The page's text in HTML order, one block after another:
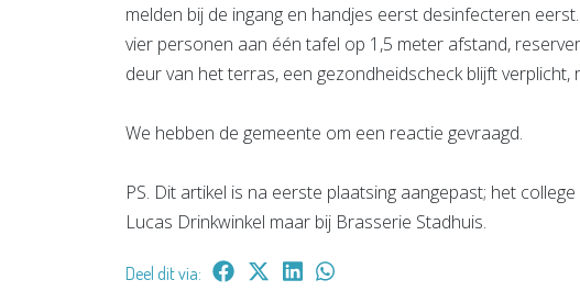
melden bij de ingang en handjes eerst desinfecteren
vier personen aan één tafel op 1,5 meter afstand,
deur van het terras, een gezondheidscheck blijft verplicht,
We hebben de gemeente om een reactie gevraagd.
PS. Dit artikel is na eerste plaatsing aangepast; het
Lucas Drinkwinkel maar bij Brasserie Stadhuis.
Deel dit via: